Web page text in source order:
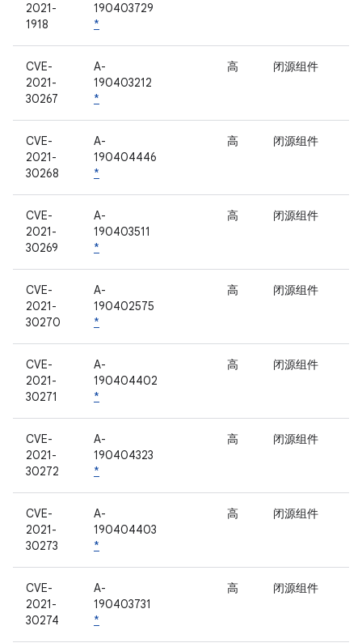
2021-
1918
190403729
*
CVE-
2021-
30267
A-
190403212
*
高 闭源组件
CVE-
2021-
30268
A-
190404446
*
高 闭源组件
CVE-
2021-
30269
A-
190403511
*
高 闭源组件
CVE-
2021-
30270
A-
190402575
*
高 闭源组件
CVE-
2021-
30271
A-
190404402
*
高 闭源组件
CVE-
2021-
30272
A-
190404323
*
高 闭源组件
CVE-
2021-
30273
A-
190404403
*
高 闭源组件
CVE-
2021-
30274
A-
190403731
*
高 闭源组件